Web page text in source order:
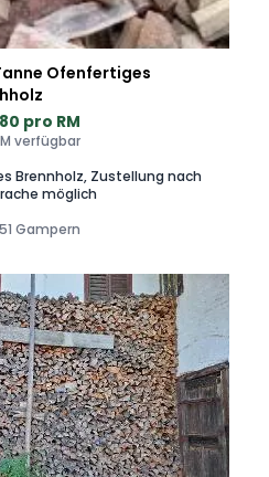
Ofenfertiges
pro RM
verfügbar
Brennholz, Zustellung nach
möglich
Gampern